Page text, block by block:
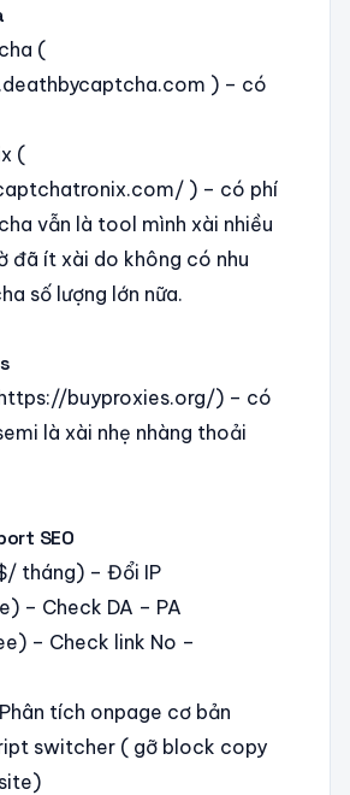
(
) – có
(
) – có phí
vẫn là tool mình xài nhiều
đã ít xài do không có nhu
số lượng lớn nữa.
buyproxies.org/) – có
là xài nhẹ nhàng thoải
SEO
tháng) – Đổi IP
– Check DA – PA
– Check link No –
tích onpage cơ bản
switcher ( gỡ block copy